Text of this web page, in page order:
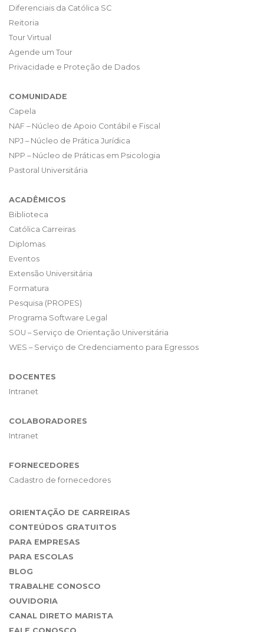
Diferenciais da Católica SC
Reitoria
Tour Virtual
Agende um Tour
Privacidade e Proteção de Dados
COMUNIDADE
Capela
NAF – Núcleo de Apoio Contábil e Fiscal
NPJ – Núcleo de Prática Jurídica
NPP – Núcleo de Práticas em Psicologia
Pastoral Universitária
ACADÊMICOS
Biblioteca
Católica Carreiras
Diplomas
Eventos
Extensão Universitária
Formatura
Pesquisa (PROPES)
Programa Software Legal
SOU – Serviço de Orientação Universitária
WES – Serviço de Credenciamento para Egressos
DOCENTES
Intranet
COLABORADORES
Intranet
FORNECEDORES
Cadastro de fornecedores
ORIENTAÇÃO DE CARREIRAS
CONTEÚDOS GRATUITOS
PARA EMPRESAS
PARA ESCOLAS
BLOG
TRABALHE CONOSCO
OUVIDORIA
CANAL DIRETO MARISTA